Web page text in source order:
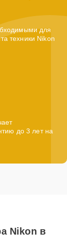
для
техники Nikon
до 3 лет на
Nikon в